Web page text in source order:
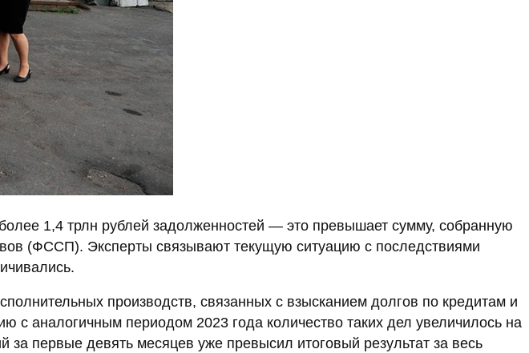
1,4 трлн рублей задолженностей — это превышает сумму, собранную
(ФССП). Эксперты связывают текущую ситуацию с последствиями
производств, связанных с взысканием долгов по кредитам и
аналогичным периодом 2023 года количество таких дел увеличилось на
первые девять месяцев уже превысил итоговый результат за весь